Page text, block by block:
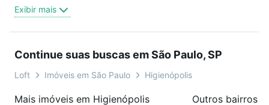
oferta ideal de Imóveis à venda em piaui -
Higienópolis, São Paulo, SP para conquistar seu
videochamada, é grátis, sem compromisso e você
ainda conta com mais de 46 mil corretores e
de imóveis.
Exibir mais
Continue suas buscas em São Paulo, SP
Loft Imóveis em São Paulo Higienópolis
Mais imóveis em Higienópolis Outros bairros